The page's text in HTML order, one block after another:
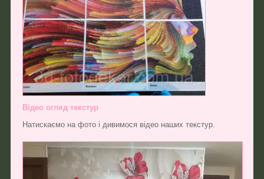
Відео огляд текстур
Натискаємо на фото і дивимося відео наших текстур.